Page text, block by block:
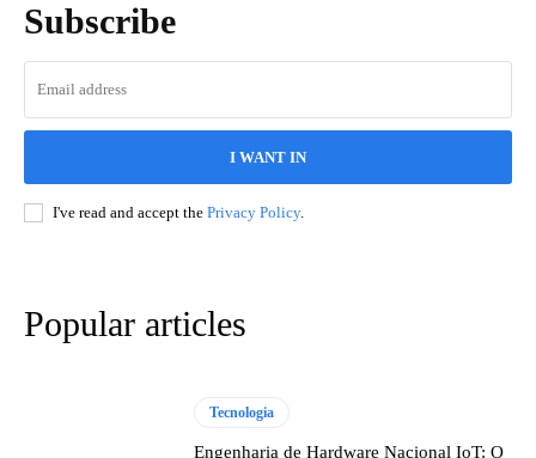
Subscribe
I WANT IN
I've read and accept the Privacy Policy.
Popular articles
Tecnologia
Engenharia de Hardware Nacional IoT: O